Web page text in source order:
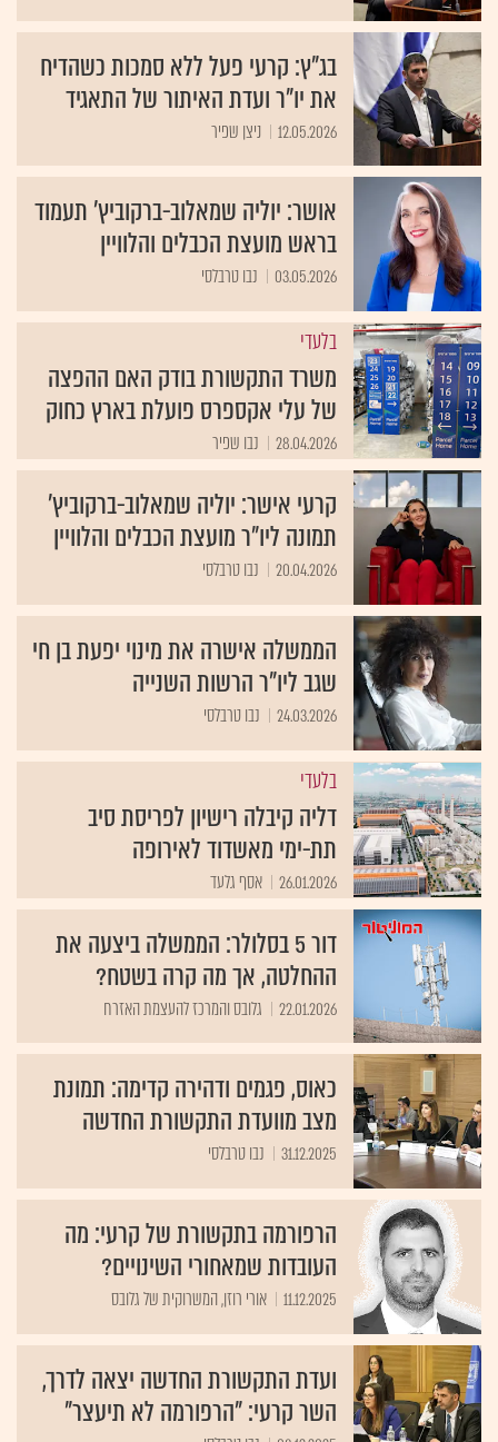
בג"ץ: קרעי פעל ללא סמכות כשהדיח
את יו"ר ועדת האיתור של התאגיד
12.05.2026 ניצן שפיר
אושר: יוליה שמאלוב-ברקוביץ’ תעמוד
בראש מועצת הכבלים והלוויין
03.05.2026 נבו טרבלסי
בלעדי
משרד התקשורת בודק האם ההפצה
של עלי אקספרס פועלת בארץ כחוק
28.04.2026 נבו שפיר
קרעי אישר: יוליה שמאלוב-ברקוביץ'
תמונה ליו"ר מועצת הכבלים והלוויין
20.04.2026 נבו טרבלסי
הממשלה אישרה את מינוי יפעת בן חי
שגב ליו"ר הרשות השנייה
24.03.2026 נבו טרבלסי
בלעדי
דליה קיבלה רישיון לפריסת סיב
תת-ימי מאשדוד לאירופה
26.01.2026 אסף גלעד
דור 5 בסלולר: הממשלה ביצעה את
ההחלטה, אך מה קרה בשטח?
22.01.2026 גלובס והמרכז להעצמת האזרח
כאוס, פגמים ודהירה קדימה: תמונת
מצב מוועדת התקשורת החדשה
31.12.2025 נבו טרבלסי
הרפורמה בתקשורת של קרעי: מה
העובדות שמאחורי השינויים?
11.12.2025 אורי רוזן, המשרוקית של גלובס
ועדת התקשורת החדשה יצאה לדרך,
השר קרעי: "הרפורמה לא תיעצר"